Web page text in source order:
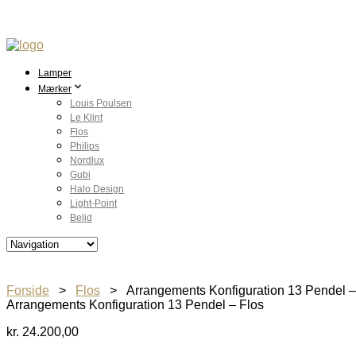
Lamper
Mærker
Louis Poulsen
Le Klint
Flos
Philips
Nordlux
Gubi
Halo Design
Light-Point
Belid
Forside > Flos > Arrangements Konfiguration 13 Pendel
Arrangements Konfiguration 13 Pendel – Flos
kr. 24.200,00